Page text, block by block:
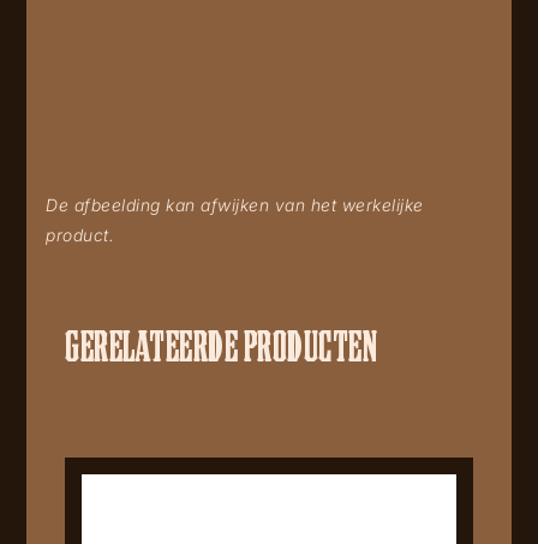
De afbeelding kan afwijken van het werkelijke
product.
GERELATEERDE PRODUCTEN